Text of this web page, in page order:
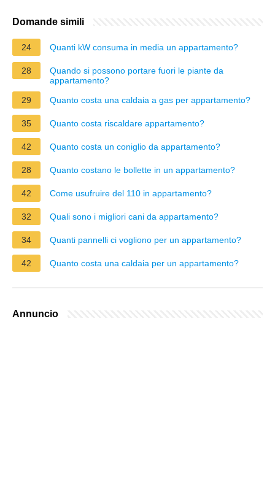
Domande simili
24 Quanti kW consuma in media un appartamento?
28
Quando si possono portare fuori le piante da
appartamento?
29
Quanto costa una caldaia a gas per appartamento?
35 Quanto costa riscaldare appartamento?
42 Quanto costa un coniglio da appartamento?
28 Quanto costano le bollette in un appartamento?
42 Come usufruire del 110 in appartamento?
32 Quali sono i migliori cani da appartamento?
34 Quanti pannelli ci vogliono per un appartamento?
42 Quanto costa una caldaia per un appartamento?
Annuncio